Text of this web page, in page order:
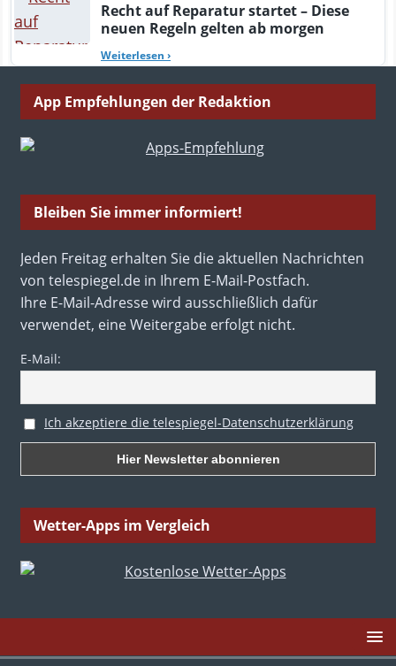
Recht auf Reparatur startet – Diese
neuen Regeln gelten ab morgen
Weiterlesen ›
App Empfehlungen der Redaktion
Bleiben Sie immer informiert!
Jeden Freitag erhalten Sie die aktuellen Nachrichten
von telespiegel.de in Ihrem E-Mail-Postfach.
Ihre E-Mail-Adresse wird ausschließlich dafür
verwendet, eine Weitergabe erfolgt nicht.
E-Mail:
Ich akzeptiere die telespiegel-Datenschutzerklärung
Wetter-Apps im Vergleich